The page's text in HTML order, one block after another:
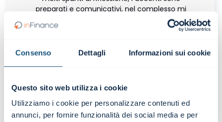
Consenso Dettagli Informazioni sui cookie
Questo sito web utilizza i cookie
Utilizziamo i cookie per personalizzare contenuti ed
annunci, per fornire funzionalità dei social media e per
preparati e comunicativi, nel complesso mi
ha dato un’ampia visione dei temi affrontati
con particolari approfondimenti verticali sulle
Business controller | Gemmo S.p.A.
Master in Controlling